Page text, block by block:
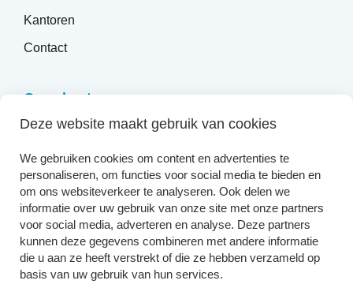
Deze website maakt gebruik van cookies
We gebruiken cookies om content en advertenties te
personaliseren, om functies voor social media te bieden en
om ons websiteverkeer te analyseren. Ook delen we
informatie over uw gebruik van onze site met onze partners
voor social media, adverteren en analyse. Deze partners
kunnen deze gegevens combineren met andere informatie
die u aan ze heeft verstrekt of die ze hebben verzameld op
basis van uw gebruik van hun services.
Kantoren
Contact
Onze kantoren
Huyzen Beveren
Huyzen Lokeren
Huyzen Verhuur
Huyzen Dendermonde
Huyzen Sint-Niklaas